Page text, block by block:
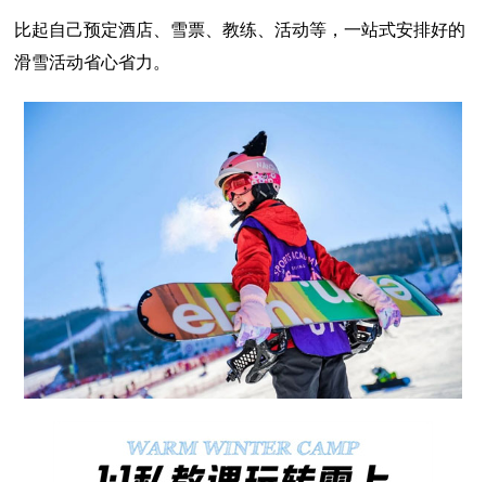
比起自己预定酒店、雪票、教练、活动等，一站式安排好的
滑雪活动省心省力。